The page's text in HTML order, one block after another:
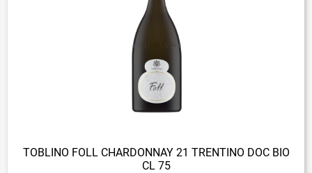
TOBLINO FOLL CHARDONNAY 21 TRENTINO DOC BIO
CL 75